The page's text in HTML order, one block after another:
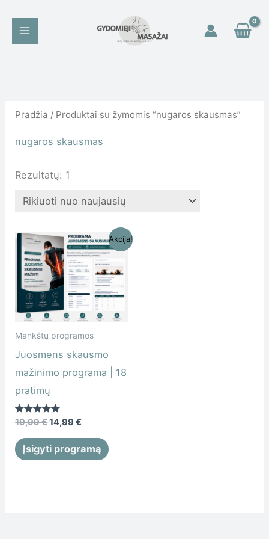
turinio
Pradžia / Produktai su žymomis “nugaros skausmas”
nugaros skausmas
Rezultatų: 1
Akcija!
Mankštų programos
Juosmens skausmo
mažinimo programa | 18
pratimų
Įvertinimas:
5.00
iš 5
19,99€
Original
price
was:
19,99 €.
14,99€
Current
price
is:
14,99 €.
Įsigyti programą